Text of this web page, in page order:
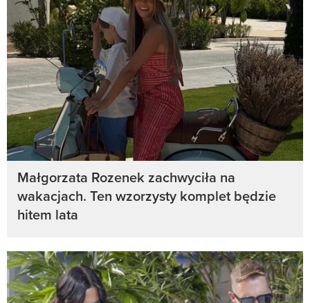
Małgorzata Rozenek zachwyciła na
wakacjach. Ten wzorzysty komplet będzie
hitem lata